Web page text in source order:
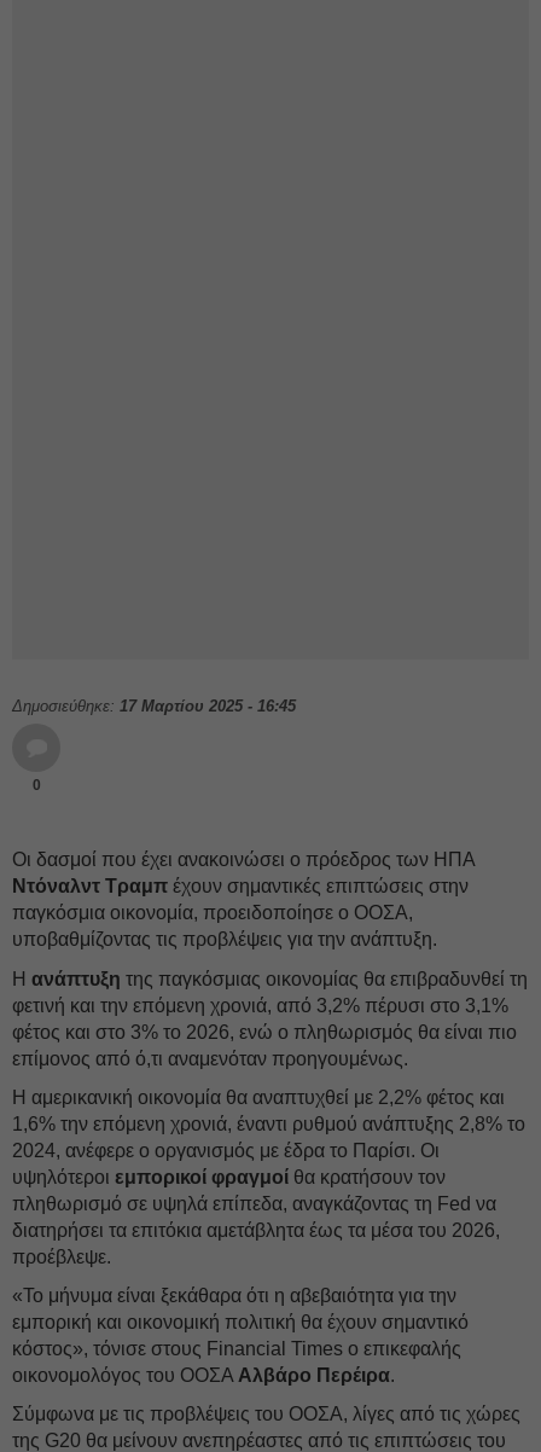
Δημοσιεύθηκε: 17 Μαρτίου 2025 - 16:45
0
Οι δασμοί που έχει ανακοινώσει ο πρόεδρος των ΗΠΑ
Ντόναλντ Τραμπ έχουν σημαντικές επιπτώσεις στην
παγκόσμια οικονομία, προειδοποίησε ο ΟΟΣΑ,
υποβαθμίζοντας τις προβλέψεις για την ανάπτυξη.
Η ανάπτυξη της παγκόσμιας οικονομίας θα επιβραδυνθεί τη
φετινή και την επόμενη χρονιά, από 3,2% πέρυσι στο 3,1%
φέτος και στο 3% το 2026, ενώ ο πληθωρισμός θα είναι πιο
επίμονος από ό,τι αναμενόταν προηγουμένως.
Η αμερικανική οικονομία θα αναπτυχθεί με 2,2% φέτος και
1,6% την επόμενη χρονιά, έναντι ρυθμού ανάπτυξης 2,8% το
2024, ανέφερε ο οργανισμός με έδρα το Παρίσι. Οι
υψηλότεροι εμπορικοί φραγμοί θα κρατήσουν τον
πληθωρισμό σε υψηλά επίπεδα, αναγκάζοντας τη Fed να
διατηρήσει τα επιτόκια αμετάβλητα έως τα μέσα του 2026,
προέβλεψε.
«Το μήνυμα είναι ξεκάθαρα ότι η αβεβαιότητα για την
εμπορική και οικονομική πολιτική θα έχουν σημαντικό
κόστος», τόνισε στους Financial Times ο επικεφαλής
οικονομολόγος του ΟΟΣΑ Αλβάρο Περέιρα.
Σύμφωνα με τις προβλέψεις του ΟΟΣΑ, λίγες από τις χώρες
της G20 θα μείνουν ανεπηρέαστες από τις επιπτώσεις του